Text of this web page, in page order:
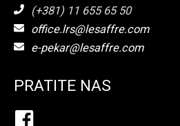
(+381) 11 655 65 50
office.lrs@lesaffre.com
e-pekar@lesaffre.com
PRATITE NAS